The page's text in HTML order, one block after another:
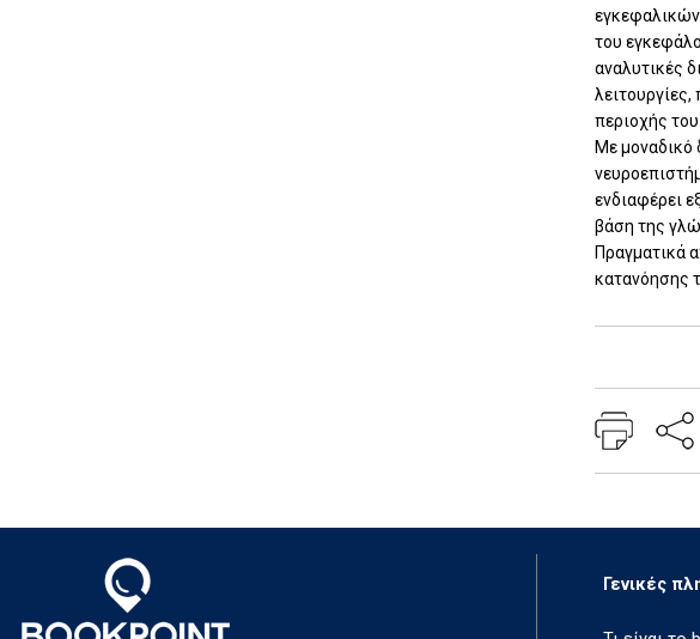
εγκεφαλικών
του
αναλυτικές
περιοχής του
Με μοναδικό
ενδιαφέρει
βάση της
Πραγματικά
κατανόησης
Γενικές